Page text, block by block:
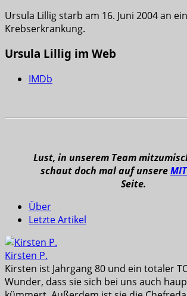
Ursula Lillig starb am 16. Juni 2004 an
Krebserkrankung.
Ursula Lillig im Web
IMDb
Lust, in unserem Team
schaut doch mal auf unsere
Seite.
Über
Letzte Artikel
Kirsten P.
Kirsten ist Jahrgang 80 und ein totaler
Wunder, dass sie sich bei uns auch